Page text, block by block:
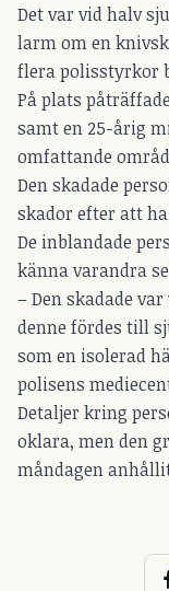
Det var vid halv
larm om en
flera polisstyrkor
På plats
samt en 25-årig
omfattande
Den skadade
skador efter att
De inblandade
känna varandra
– Den skadade
denne fördes till
som en isolerad
polisens
Detaljer kring
oklara, men den
måndagen